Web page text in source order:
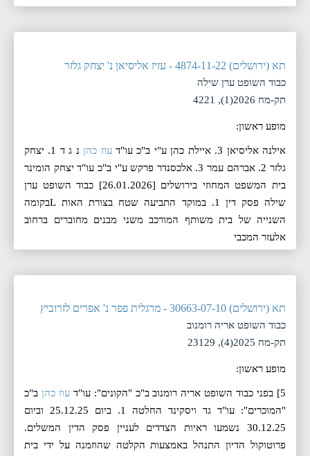
תא (ירושלים) 4874-11-22 - עזיז אליסיאן נ' יצחק גלזר
כבוד השופט ערן שילה
תק-מח 2026(1), 4221
מופע ראשון:
אילנה אליסיאן 3. איילת כהן ע"י ב"כ עו"ד עוז כהן
נ ג ד 1. יצחק
גלזר 2. אברהם עמר 3. אלכסנדר פרקש ע"י ב"כ עו"ד יצחק הומינר
בית המשפט המחוזי בירושלים [26.01.2026] כבוד השופט ערן
שילה פסק דין 1. במוקד התביעה שטח בצורת האות Lבקומה
השנייה של בית משותף המורכב משני מבנים מחוברים ברחוב
אלעזר המכבי
תא (ירושלים) 30663-07-10 - מרגלית פפר נ' אפרים לזרוביץ
כבוד השופט אריה רומנוב
תק-מח 2025(4), 23129
מופע ראשון:
5] בפני כבוד השופט אריה רומנוב ב"כ "הקונים": עו"ד עוז כהן ב"כ
"המוכרים": עו"ד גד ויסקינד החלטה 1. ביום 25.12.25 וביום
30.12.25 נשמעו ראיות הצדדים לעניין פסק הדין המשלים.
פרוטוקול הדיון התנהל באמצעות הקלטה שהוזמנה על ידי בית